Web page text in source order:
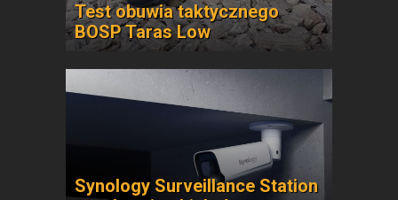
Test obuwia taktycznego
BOSP Taras Low
Synology Surveillance Station